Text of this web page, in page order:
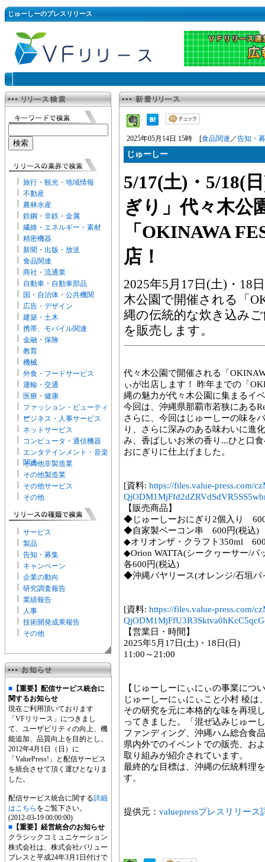
じゅーしーのプレスリリース
旅行・観光・地域情報
不動産
農林水産
鉄鋼・非鉄・金属
繊維・エネルギー・素材
精密機器
新聞・出版・放送
食品関連
商社・流通業
自動車・自動車部品
国・自治体・公共機関
広告・デザイン
建築・土木
携帯、モバイル関連
金融・保険
教育
機械
外食・フードサービス
運輸・交通
医療・健康
ファッション・ビューティ
ー
ビジネス・人事サービス
ネットサービス
コンピュータ・通信機器
エンタテインメント・音楽
関連
その他非製造業
その他製造業
その他サービス
その他
サービス
製品
告知・募集
キャンペーン
企業の動向
研究調査報告
業績報告
人事
技術開発成果報告
その他
■ 【重要】配信サービス統合に
関するお知らせ
現在ご利用頂いております
「VFリリース」につきまし
て、ユーザビリティの向上、機
能追加、品質向上を目的とし、
2012年4月1日（日）に
「ValuePress!」と配信サービス
を統合させて頂く運びとなりま
した。
配信サービス統合に関する詳細
はこちら をご覧下さい。
(2012-03-19 00:00:00)
■ 【重要】経営統合のお知らせ
クラシックコミュニケーション
株式会社は、株式会社バリュー
プレスと平成24年3月1日付けで
2025年05月14日 15時 [食品関連 ／告知・
じゅーしー
5/17(土)・5/18(
ぎり」代々木公
「OKINAWA
店！
2025年5月17日(土)・18
木公園で開催される「
縄の伝統的な炊き込み
を販売します。
代々木公園で開催される「
ぃが出店します！ 昨年までの「
縄の魅力が代々木公園に集まるイ
今回は、沖縄県那覇市若狭にある
さらに、今回はじゅーしーの味を
り、さらに深みのある味わいに進
み、香ばしいお米の香り...ひと口
おにぎりに仕上げました。
[資料: https://files.value-press.com/
【販売商品】
◆じゅーしーおにぎり2個入り
◆自家製ベーコン串 600円(税込)
◆オリオンザ・クラフト350ml
◆Orion WATTA(シークヮーサー/
各600円(税込)
◆沖縄バヤリース(オレンジ/石垣
[資料: https://files.value-press.com/
【営業日・時間】
2025年5月17日(土)・18日(日)
11:00～21:00
【じゅーしーにぃにぃの事業につ
じゅーしーにぃにぃこと小村 稜は
その研究を元に本格的な味を再現
ってきました。「混ぜ込みじゅー
ファンディング、沖縄ハム総合食
県内外でのイベントでの販売、お
取り組みが紹介されています。
最終的な目標は、沖縄の伝統料理
す。
提供元： valuepressプレスリリース